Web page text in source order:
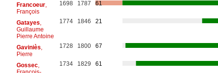
Francoeur,
François
1698 1787 61
Gatayes
Guillaume
Pierre Antoine
1774 1846 21
Gaviniès
Pierre
1728 1800 67
Gossec,
1734 1829 61